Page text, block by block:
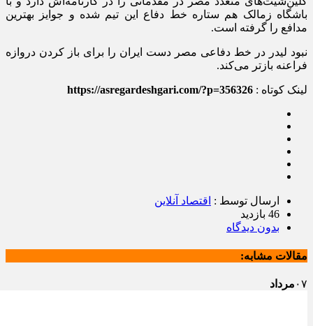
باشگاه زمالک هم ستاره خط دفاع این تیم شده و جوایز بهترین
مدافع را گرفته است.
نبود لیدر در خط دفاعی مصر دست ایران را برای باز کردن دروازه
فراعنه بازتر می‌کند.
لینک کوتاه : https://asregardeshgari.com/?p=356326
ارسال توسط : اقتصاد آنلاین
46 بازدید
بدون دیدگاه
مقالات مشابه:
۰۷ مرداد